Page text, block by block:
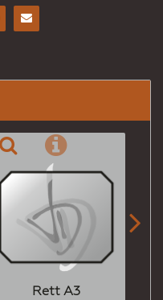
Rett A3
